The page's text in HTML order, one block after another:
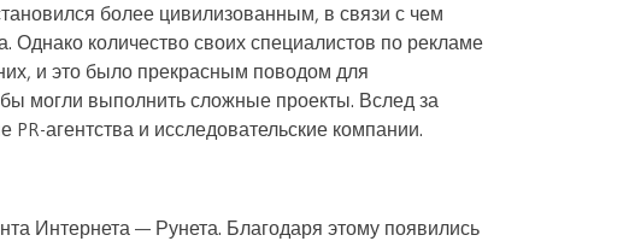
более цивилизованным, в связи с чем
Однако количество своих специалистов по рекламе
и это было прекрасным поводом для
могли выполнить сложные проекты. Вслед за
агентства и исследовательские компании.
Интернета — Рунета. Благодаря этому появились